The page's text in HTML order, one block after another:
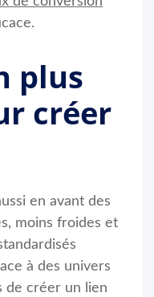
plus
créer
en avant des
moins froides et
à des univers
de créer un lien